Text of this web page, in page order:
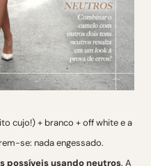
cujo!) + branco + off white e a
se: nada engessado.
possíveis usando neutros. A